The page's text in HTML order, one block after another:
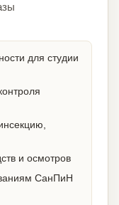
для студии
и осмотров
СанПиН